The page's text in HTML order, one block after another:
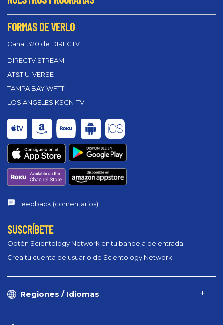
FORMAS DE VERLO
Canal 320 de DIRECTV
DIRECTV STREAM
AT&T U-VERSE
TAMPA BAY WFTT
LOS ANGELES KSCN-TV
Feedback (comentarios)
SUSCRÍBETE
Obtén Scientology Network en tu bandeja de entrada
Crea tu cuenta de usuario de Scientology Network
Regiones / Idiomas